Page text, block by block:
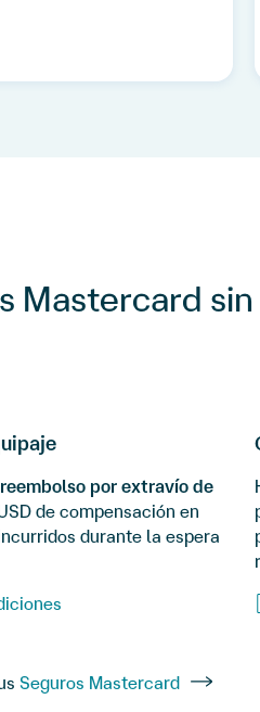
Mastercard
por extravío de
de compensación en
durante la espera
Seguros Mastercard